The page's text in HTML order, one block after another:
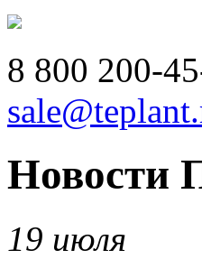
8 800 200-
Новости
19 июля